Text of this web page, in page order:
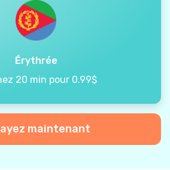
Érythrée
20 min pour 0.99$
maintenant